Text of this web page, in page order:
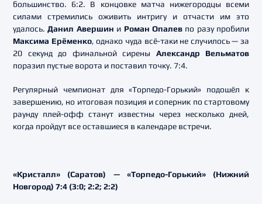
большинство. 6:2. В концовке матча нижегородцы всеми
силами стремились оживить интригу и отчасти им это
удалось.Данил Авершин и Роман Опалевпо разу пробили
Максима Ерёменко, однако чуда всё-таки не случилось — за
20 секунд до финальной сирены Александр Вельматов
поразил пустые ворота и поставил точку. 7:4.
Регулярный чемпионат для «Торпедо-Горький» подошёл к
завершению, но итоговая позиция и соперник по стартовому
раунду плей-офф станут известны через несколько дней,
когда пройдут все оставшиеся в календаре встречи.
«Кристалл» (Саратов) — «Торпедо-Горький» (Нижний
Новгород) 7:4 (3:0; 2:2; 2:2)